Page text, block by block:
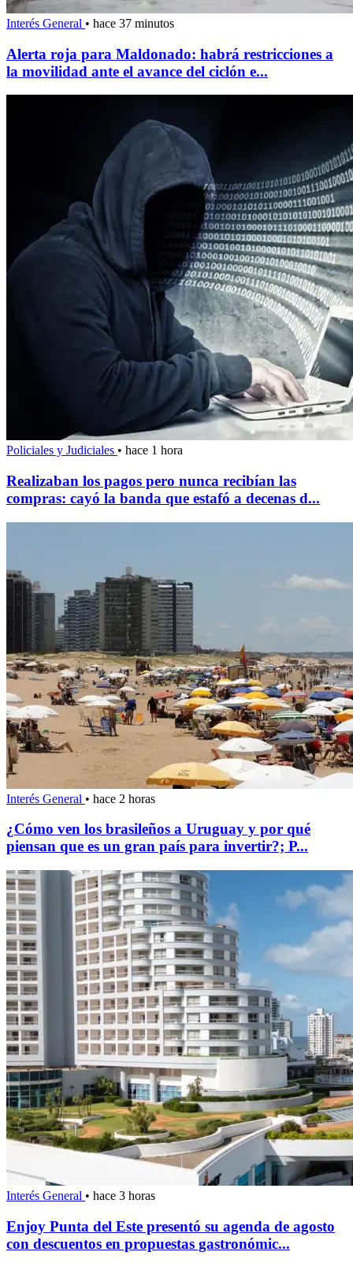
Interés General • hace 37 minutos
Alerta roja para Maldonado: habrá restricciones a
la movilidad ante el avance del ciclón e...
Policiales y Judiciales • hace 1 hora
Realizaban los pagos pero nunca recibían las
compras: cayó la banda que estafó a decenas d...
Interés General • hace 2 horas
¿Cómo ven los brasileños a Uruguay y por qué
piensan que es un gran país para invertir?; P...
Interés General • hace 3 horas
Enjoy Punta del Este presentó su agenda de agosto
con descuentos en propuestas gastronómic...